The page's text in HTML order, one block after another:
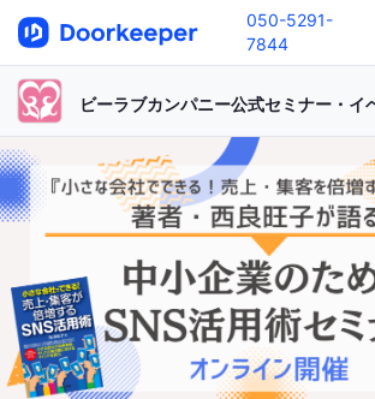
050-5291-
7844
ビーラブカンパニー公式セミナー・イ